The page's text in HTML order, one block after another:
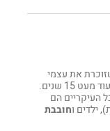
את עצמי
ועוסקת בזה כמקצוע כבר עוד מעט 15 שנים.
העיקריים הם
ילדים וחובבת